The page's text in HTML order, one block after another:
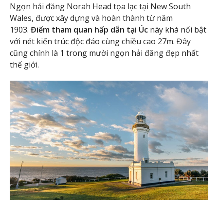
Ngọn hải đăng Norah Head tọa lạc tại New South
Wales, được xây dựng và hoàn thành từ năm
1903. Điểm tham quan hấp dẫn tại Úc này khá nổi bật
với nét kiến trúc độc đáo cùng chiều cao 27m. Đây
cũng chính là 1 trong mười ngọn hải đăng đẹp nhất
thế giới.